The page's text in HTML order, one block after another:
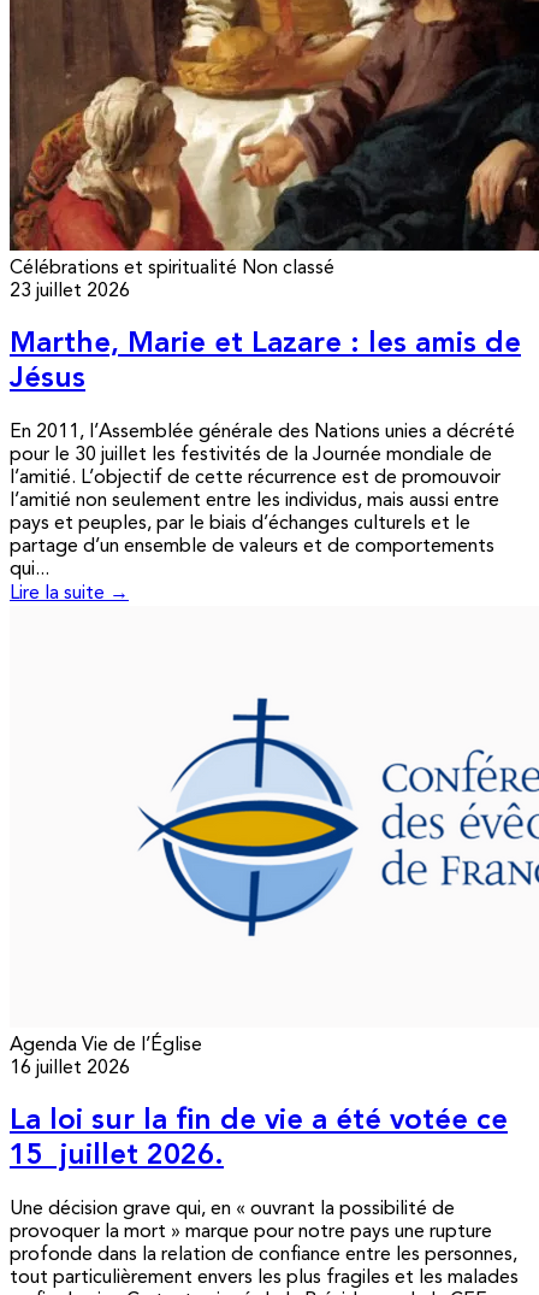
Célébrations et spiritualité Non classé
23 juillet 2026
Marthe, Marie et Lazare : les amis de
Jésus
En 2011, l’Assemblée générale des Nations unies a décrété
pour le 30 juillet les festivités de la Journée mondiale de
l’amitié. L’objectif de cette récurrence est de promouvoir
l’amitié non seulement entre les individus, mais aussi entre
pays et peuples, par le biais d’échanges culturels et le
partage d’un ensemble de valeurs et de comportements
qui...
Lire la suite →
Agenda Vie de l’Église
16 juillet 2026
La loi sur la fin de vie a été votée ce
15 juillet 2026.
Une décision grave qui, en « ouvrant la possibilité de
provoquer la mort » marque pour notre pays une rupture
profonde dans la relation de confiance entre les personnes,
tout particulièrement envers les plus fragiles et les malades